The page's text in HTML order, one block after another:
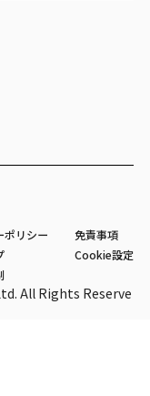
ポリシー
免責事項
Cookie設定
All Rights Reserve